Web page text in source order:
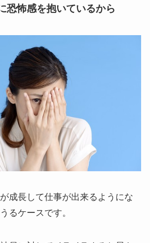
恐怖感を抱いているから
成長して仕事が出来るようにな
るケースです。